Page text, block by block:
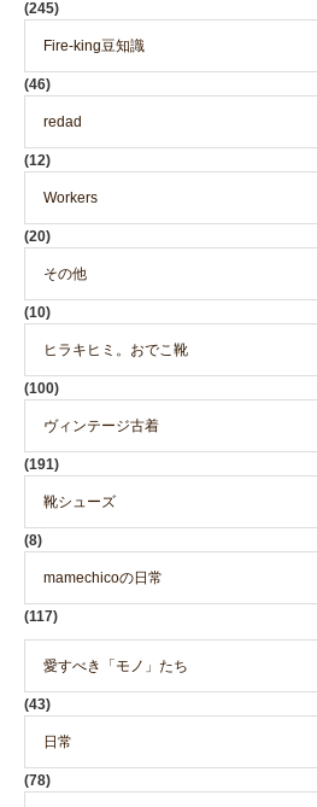
(245)
Fire-king豆知識
(46)
redad
(12)
Workers
(20)
その他
(10)
ヒラキヒミ。おでこ靴
(100)
ヴィンテージ古着
(191)
靴シューズ
(8)
mamechicoの日常
(117)
愛すべき「モノ」たち
(43)
日常
(78)